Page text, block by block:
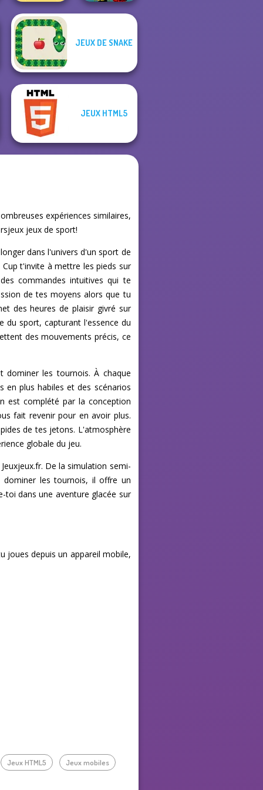
Nuts & Bolts
Puzzle
JEUX DE SNAKE
JEUX HTML5
expériences similaires,
jeux de sport!
dans l'univers d'un sport de
t'invite à mettre les pieds sur
commandes intuitives qui te
de tes moyens alors que tu
des heures de plaisir givré sur
du sport, capturant l'essence du
des mouvements précis, ce
dominer les tournois. À chaque
en plus habiles et des scénarios
est complété par la conception
fait revenir pour en avoir plus.
de tes jetons. L'atmosphère
globale du jeu.
De la simulation semi-
dominer les tournois, il offre un
toi dans une aventure glacée sur
joues depuis un appareil mobile,
Jeux HTML5 Jeux mobiles